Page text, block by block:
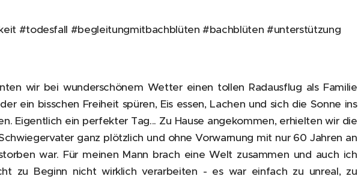
#todesfall #begleitungmitbachblüten #bachblüten #unterstützung
wir bei wunderschönem Wetter einen tollen Radausflug als Familie
ein bisschen Freiheit spüren, Eis essen, Lachen und sich die Sonne ins
Eigentlich ein perfekter Tag... Zu Hause angekommen, erhielten wir die
ganz plötzlich und ohne Vorwarnung mit nur 60 Jahren an
war. Für meinen Mann brach eine Welt zusammen und auch ich
zu Beginn nicht wirklich verarbeiten - es war einfach zu unreal, zu